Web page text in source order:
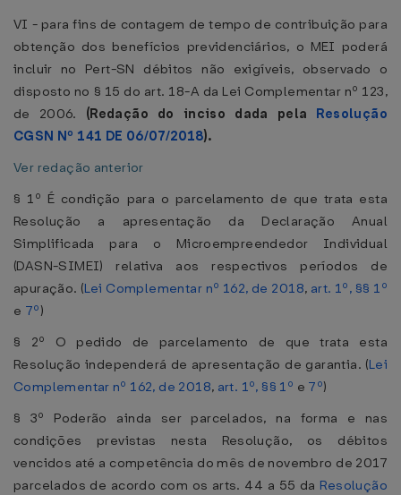
VI - para fins de contagem de tempo de contribuição para
obtenção dos benefícios previdenciários, o MEI poderá
incluir no Pert-SN débitos não exigíveis, observado o
disposto no § 15 do art. 18-A da Lei Complementar nº 123,
de 2006. (Redação do inciso dada pela Resolução
CGSN Nº 141 DE 06/07/2018).
Ver redação anterior
§ 1º É condição para o parcelamento de que trata esta
Resolução a apresentação da Declaração Anual
Simplificada para o Microempreendedor Individual
(DASN-SIMEI) relativa aos respectivos períodos de
apuração. (Lei Complementar nº 162, de 2018, art. 1º, §§ 1º
e 7º)
§ 2º O pedido de parcelamento de que trata esta
Resolução independerá de apresentação de garantia. (Lei
Complementar nº 162, de 2018, art. 1º, §§ 1º e 7º)
§ 3º Poderão ainda ser parcelados, na forma e nas
condições previstas nesta Resolução, os débitos
vencidos até a competência do mês de novembro de 2017
parcelados de acordo com os arts. 44 a 55 da Resolução